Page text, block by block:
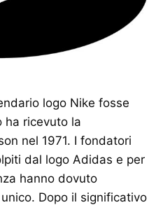
logo Nike fosse
ha ricevuto la
nel 1971. I fondatori
dal logo Adidas e per
hanno dovuto
Dopo il significativo